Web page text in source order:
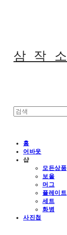
삼 작 소
홈
어바웃
샵
모든상품
보울
머그
플레이트
세트
화병
사진첩